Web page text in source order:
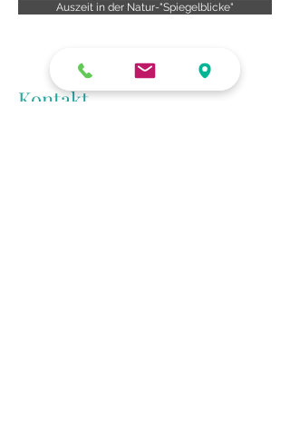
Auszeit in der Natur-"Spiegelblicke"
Kontakt